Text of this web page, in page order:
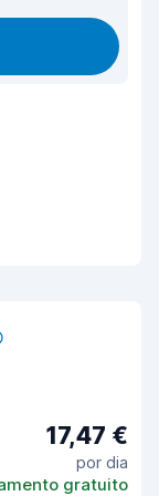
17,47 €
por dia
gratuito